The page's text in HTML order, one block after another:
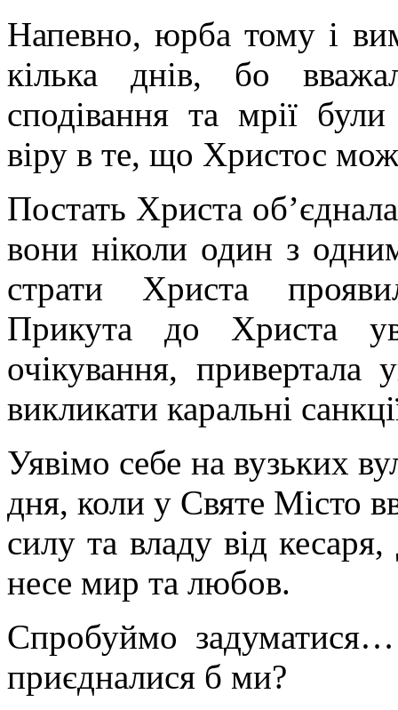
Напевно, юрба тому і
кілька днів, бо
сподівання та мрії
віру в те, що Христос
Постать Христа
вони ніколи один з
страти Христа
Прикута до Христа
очікування, привертала
викликати каральні
Уявімо себе на вузьких
дня, коли у Святе Місто
силу та владу від
несе мир та любов.
Спробуймо
приєдналися б ми?